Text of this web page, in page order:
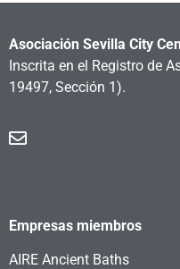
Asociación Sevilla City
Inscrita en el Registro de
19497, Sección 1).
Empresas miembros
AIRE Ancient Baths